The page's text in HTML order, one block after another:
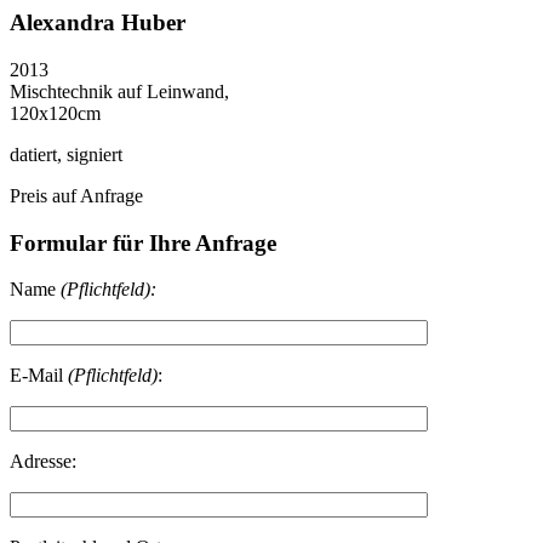
Alexandra Huber
2013
Mischtechnik auf Leinwand,
120x120cm
datiert, signiert
Preis auf Anfrage
Formular für Ihre Anfrage
Name (Pflichtfeld):
E-Mail (Pflichtfeld):
Adresse: